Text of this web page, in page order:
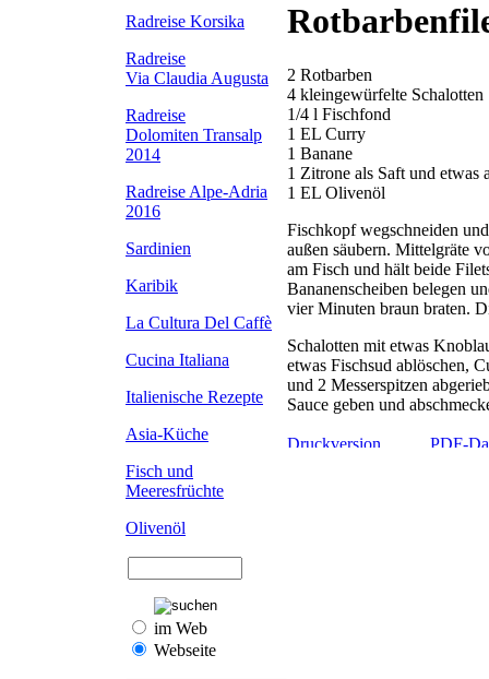
Radreise Korsika
Radreise
Via Claudia Augusta
Radreise
Dolomiten Transalp
2014
Radreise Alpe-Adria
2016
Sardinien
Karibik
La Cultura Del Caffè
Cucina Italiana
Italienische Rezepte
Asia-Küche
Fisch und
Meeresfrüchte
Olivenöl
im Web
Webseite
2 Rotbarben
4 kleingewürfelte Schalotten
1/4 l Fischfond
1 EL Curry
1 Banane
1 Zitrone als Saft und etwas
1 EL Olivenöl
Fischkopf wegschneiden
außen säubern. Mittelgräte
am Fisch und hält beide
Bananenscheiben belegen
vier Minuten braun braten.
Schalotten mit etwas
etwas Fischsud ablöschen,
und 2 Messerspitzen
Sauce geben und